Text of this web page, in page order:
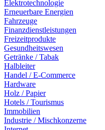
Elektrotechnologie
Erneuerbare Energien
Fahrzeuge
Finanzdienstleistungen
Freizeitprodukte
Gesundheitswesen
Getränke / Tabak
Halbleiter
Handel / E-Commerce
Hardware
Holz / Papier
Hotels / Tourismus
Immobilien
Industrie / Mischkonzerne